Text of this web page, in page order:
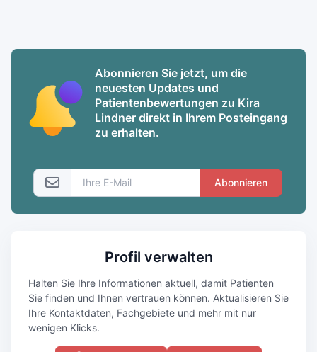
Abonnieren Sie jetzt, um die
neuesten Updates und
Patientenbewertungen zu Kira
Lindner direkt in Ihrem Posteingang
zu erhalten.
Abonnieren
Profil verwalten
Halten Sie Ihre Informationen aktuell, damit Patienten
Sie finden und Ihnen vertrauen können. Aktualisieren Sie
Ihre Kontaktdaten, Fachgebiete und mehr mit nur
wenigen Klicks.